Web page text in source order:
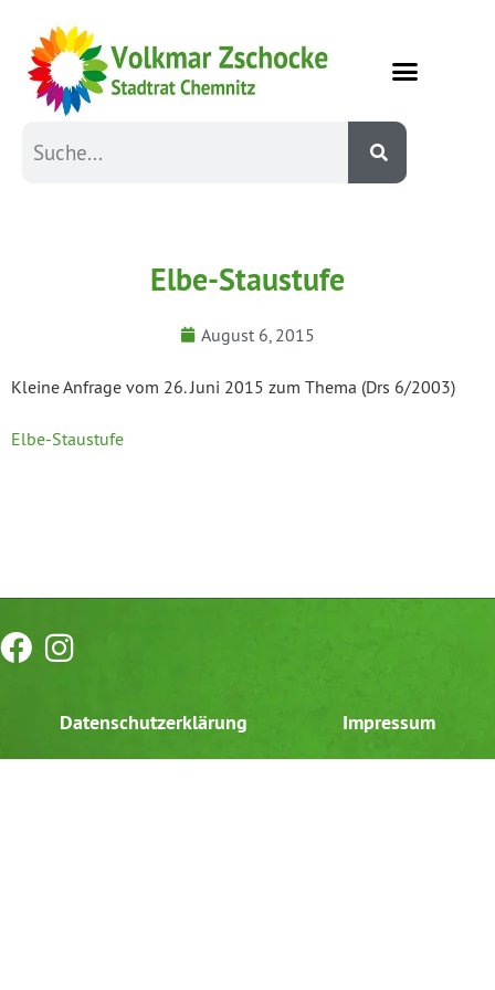
Elbe-Staustufe
August 6, 2015
Kleine Anfrage vom 26. Juni 2015 zum Thema (Drs 6/2003)
Elbe-Staustufe
Datenschutzerklärung Impressum